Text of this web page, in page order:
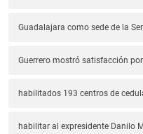
Guadalajara como sede de la
Guerrero mostró satisfacción
habilitados 193 centros de
habilitar al expresidente Danilo